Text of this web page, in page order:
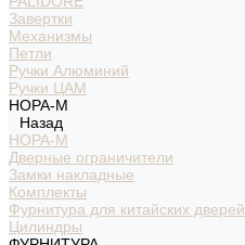
Завертки
Механизмы
Петли
Ручки Алюминий
Ручки ЦАМ
НОРА-М
Назад
НОРА-М
Дверные ограничители
Замки накладные
Комплекты
Фурнитура для китайских дверей
Цилиндры